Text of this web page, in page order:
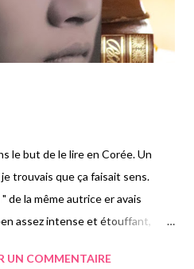
le but de le lire en Corée. Un
trouvais que ça faisait sens.
de la même autrice er avais
assez intense et étouffant,
normalité très souvent imposés
UN COMMENTAIRE